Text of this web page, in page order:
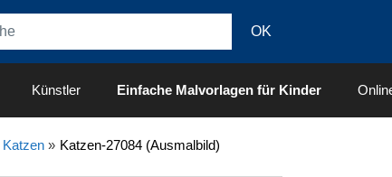
Künstler Einfache Malvorlagen für Kinder
Katzen» Katzen-27084 (Ausmalbild)